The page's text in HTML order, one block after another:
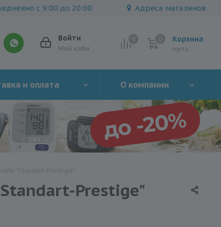
с 9:00 до 20:00 Адреса магазинов
Корзина
пуста
Войти
Мой кабинет
и оплата О компании
Prestige"